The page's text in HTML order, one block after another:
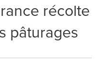
récolte
pâturages